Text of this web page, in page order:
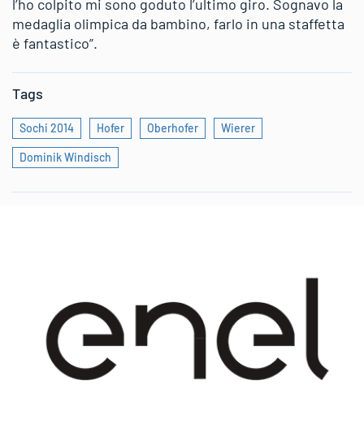
l’ho colpito mi sono goduto l’ultimo giro. Sognavo la
medaglia olimpica da bambino, farlo in una staffetta
è fantastico”.
Tags
Sochi 2014 Hofer Oberhofer Wierer
Dominik Windisch